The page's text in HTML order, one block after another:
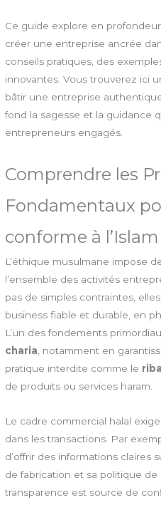
Ce guide explore en
créer une entreprise ancrée
conseils pratiques, des
innovantes. Vous trouverez ici
bâtir une entreprise
fond la sagesse et la guidance
entrepreneurs engagés.
Comprendre les
Fondamentaux
conforme à l’Islam
L’éthique musulmane impose
l’ensemble des activités
pas de simples contraintes,
business fiable et durable, en
L’un des fondements
charia , notamment en
pratique interdite comme le riba
de produits ou services haram.
Le cadre commercial halal
dans les transactions. Par
d’offrir des informations claires
de fabrication et sa politique de
transparence est source de